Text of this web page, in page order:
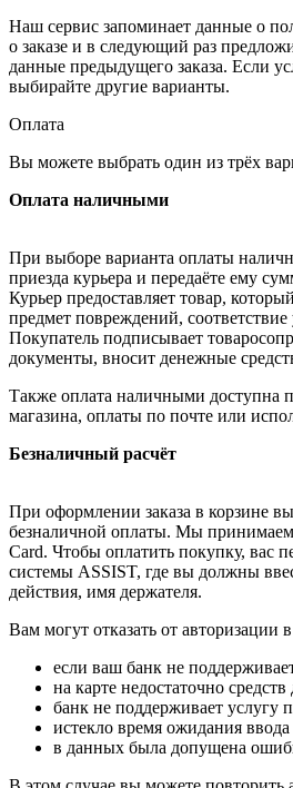
Наш сервис запоминает данные о
о заказе и в следующий раз
данные предыдущего заказа. Если
выбирайте другие варианты.
Оплата
Вы можете выбрать один из трёх
Оплата наличными
При выборе варианта оплаты
приезда курьера и передаёте ему
Курьер предоставляет товар,
предмет повреждений,
Покупатель подписывает
документы, вносит денежные
Также оплата наличными доступна
магазина, оплаты по почте или
Безналичный расчёт
При оформлении заказа в корзине
безналичной оплаты. Мы
Card. Чтобы оплатить покупку, вас
системы ASSIST, где вы должны
действия, имя держателя.
Вам могут отказать от авторизации
если ваш банк не
на карте недостаточно
банк не поддерживает услугу
истекло время ожидания
в данных была допущена